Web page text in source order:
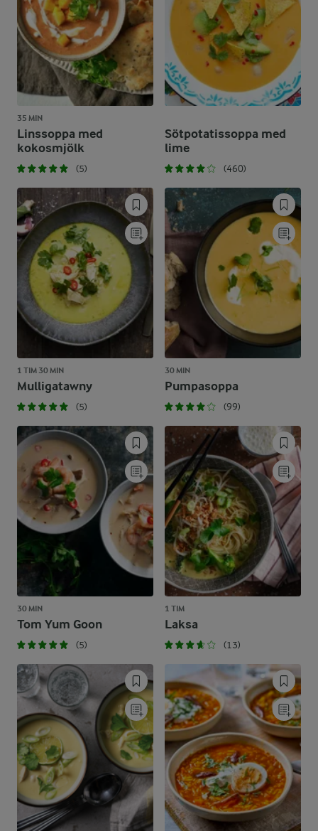
35 MIN
Linssoppa med
kokosmjölk
(5)
Sötpotatissoppa med
lime
(460)
1 TIM 30 MIN
Mulligatawny
(5)
30 MIN
Pumpasoppa
(99)
30 MIN
Tom Yum Goon
(5)
1 TIM
Laksa
(13)